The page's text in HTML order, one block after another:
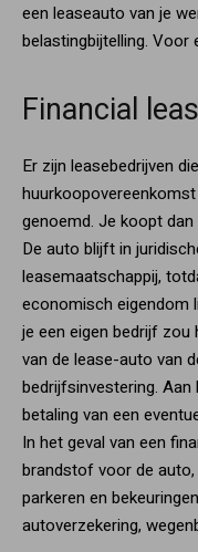
een leaseauto van je
belastingbijtelling. Voor
Financial
Er zijn leasebedrijven
genoemd. Je koopt
De auto blijft in
leasemaatschappij,
economisch eigendom
je een eigen bedrijf zou
van de lease-auto van
bedrijfsinvestering. Aan
betaling van een
In het geval van een
brandstof voor de
parkeren en
autoverzekering,